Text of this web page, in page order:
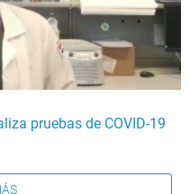
pruebas de COVID-19